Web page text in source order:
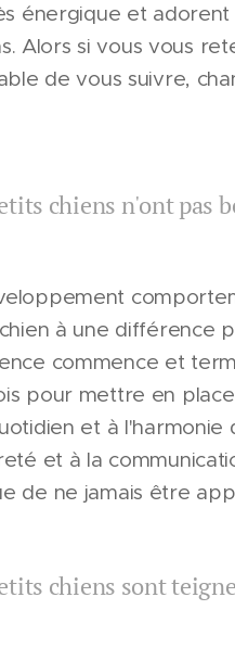
énergique et
Alors si vous vous
de vous suivre,
chiens n'ont pas
à une différence
commence et
pour mettre en
et à l'harmonie
et à la
de ne jamais être
chiens sont